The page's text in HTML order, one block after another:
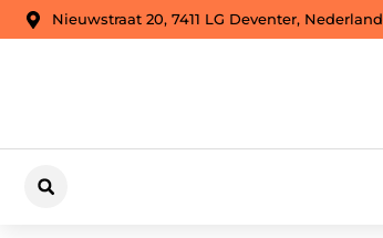
Nieuwstraat 20, 7411 LG Deventer, Nederland